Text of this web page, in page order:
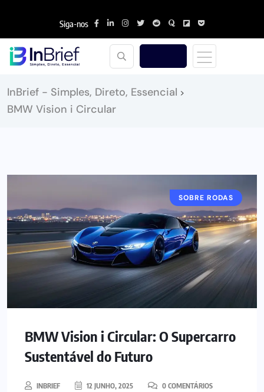
Siga-nos
InBrief - Simples, Direto, Essencial >
BMW Vision i Circular
SOBRE RODAS
BMW Vision i Circular: O Supercarro
Sustentável do Futuro
INBRIEF 12 JUNHO, 2025 0 COMENTÁRIOS